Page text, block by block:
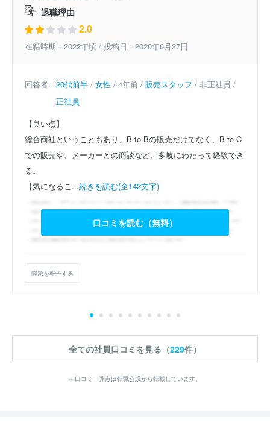
退職理由
2.0
在籍時期：2022年頃 / 投稿日：2026年6月27日
回答者： 20代前半 / 女性 / 4年前 / 販売スタッフ / 非正社員 /
正社員
【良い点】
総合商社ということもあり、B to Bの販売だけでなく、B to C
での販売や、メーカーとの商談など、多岐にわたって経験でき
る。
【気になるこ...続きを読む(全142文字)
口コミを読む（無料）
問題を報告する
全ての社員口コミを見る（229件）
※ 口コミ・評点は転職会議から転載しています。